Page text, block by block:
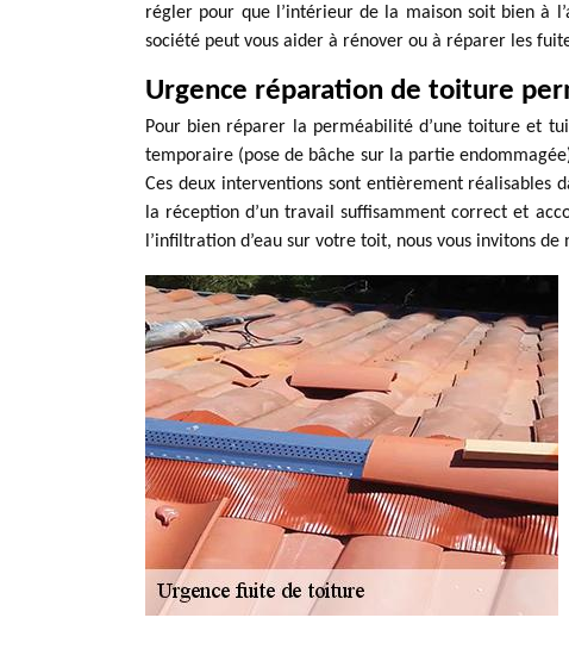
régler pour que l’intérieur de la maison soit bien à
société peut vous aider à rénover ou à réparer les
Urgence réparation de toiture
Pour bien réparer la perméabilité d’une toiture et
temporaire (pose de bâche sur la partie
Ces deux interventions sont entièrement réalisables
la réception d’un travail suffisamment correct et
l’infiltration d’eau sur votre toit, nous vous invitons